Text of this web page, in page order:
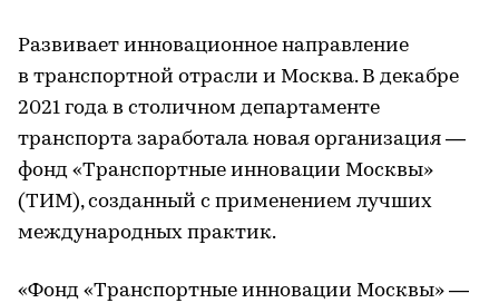
Развивает инновационное направление
в транспортной отрасли и Москва. В декабре
2021 года в столичном департаменте
транспорта заработала новая организация —
фонд «Транспортные инновации Москвы»
(ТИМ), созданный с применением лучших
международных практик.
«Фонд «Транспортные инновации Москвы» —